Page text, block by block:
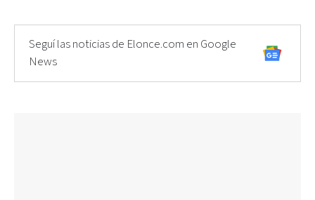
Seguí las noticias de Elonce.com en Google
News